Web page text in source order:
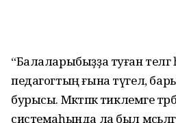
“Балаларыбыҙҙа туған телгә
педагогтың ғына түгел,
бурысы. Мәктәпкә тиклемге
системаһында ла был